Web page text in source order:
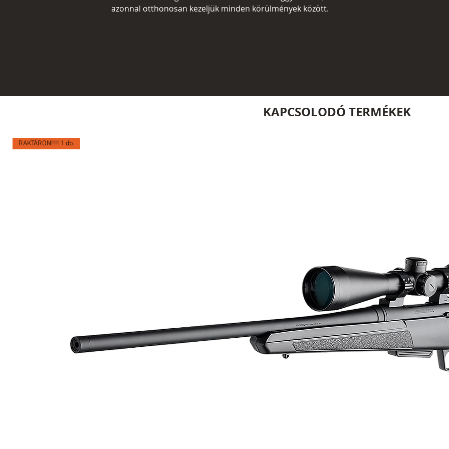
azonnal otthonosan kezeljük minden körülmények között.
KAPCSOLODÓ TERMÉKEK
RAKTÁRON!!!! 1 db.